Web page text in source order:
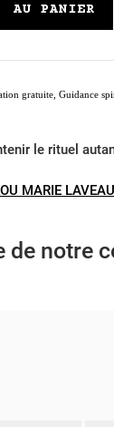
AU PANIER
gratuite, Guidance
le rituel
MARIE LAVEAU
de notre